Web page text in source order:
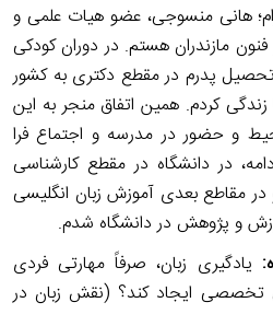
هانی منسوجی، عضو هیات علمی و
فنون مازندران هستم. در دوران کودکی
تحصیل پدرم در مقطع دکتری به کشور
سال در آنجا زندگی کردم. همین اتفاق منجر به این
و حضور در مدرسه و اجتماع فرا
در دانشگاه در مقطع کارشناسی
در مقاطع بعدی آموزش زبان انگلیسی
و پژوهش در دانشگاه شدم.
یادگیری زبان، صرفاً مهارتی فردی
تخصصی ایجاد کند؟ (نقش زبان در